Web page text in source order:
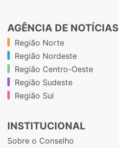
AGÊNCIA DE NOTÍCIAS
Região Norte
Região Nordeste
Região Centro-Oeste
Região Sudeste
Região Sul
INSTITUCIONAL
Sobre o Conselho